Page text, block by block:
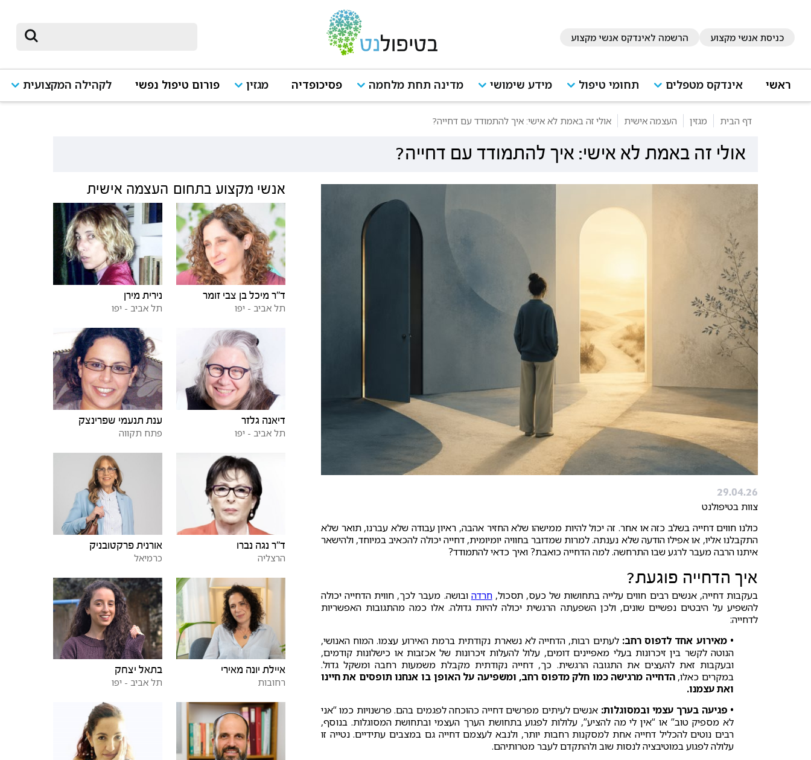
כניסת אנשי מקצוע הרשמה לאינדקס אנשי מקצוע
ראשי אינדקס מטפלים תחומי טיפול מידע שימושי מדינה תחת מלחמה פסיכופדיה מגזין פורום טיפול נפשי לקהילה המקצועית
דף הבית מגזין העצמה אישית אולי זה באמת לא אישי: איך להתמודד עם דחייה?
אולי זה באמת לא אישי: איך להתמודד עם דחייה?
29.04.26
צוות בטיפולנט
כולנו חווים דחייה בשלב כזה או אחר. זה יכול להיות ממישהו שלא החזיר אהבה, ראיון עבודה שלא עברנו, תואר שלא
התקבלנו אליו, או אפילו הודעה שלא נענתה. למרות שמדובר בחוויה יומיומית, דחייה יכולה להכאיב במיוחד, ולהישאר
איתנו הרבה מעבר לרגע שבו התרחשה. למה הדחייה כואבת? ואיך כדאי להתמודד?
איך הדחייה פוגעת?
בעקבות דחייה, אנשים רבים חווים עלייה בתחושות של כעס, תסכול,חרדה ובושה. מעבר לכך, חווית הדחייה יכולה
להשפיע על היבטים נפשיים שונים, ולכן השפעתה הרגשית יכולה להיות גדולה. אלו כמה מהתגובות האפשריות
לדחייה:
• מאירוע אחד לדפוס רחב: לעתים רבות, הדחייה לא נשארת נקודתית ברמת האירוע עצמו. המוח האנושי,
הנוטה לקשר בין זיכרונות בעלי מאפיינים דומים, עלול להעלות זיכרונות של אכזבות או כישלונות קודמים,
ובעקבות זאת להעצים את התגובה הרגשית. כך, דחייה נקודתית מקבלת משמעות רחבה ומשקל גדול.
במקרים כאלו,הדחייה מרגישה כמו חלק מדפוס רחב, ומשפיעה על האופן בו אנחנו תופסים את חיינו
ואת עצמנו.
• פגיעה בערך עצמי ובמסוגלות: אנשים לעיתים מפרשים דחייה כהוכחה לפגמים בהם. פרשנויות כמו “אני
לא מספיק טוב” או “אין לי מה להציע”, עלולות לפגוע בתחושת הערך העצמי ובתחושת המסוגלות. בנוסף,
רבים נוטים להכליל דחייה אחת למסקנות רחבות יותר, ולנבא לעצמם דחייה גם במצבים עתידיים. נטייה זו
עלולה לפגוע במוטיבציה לנסות שוב ולהתקדם לעבר מטרותיהם.
אנשי מקצוע בתחום העצמה אישית
ד"ר מיכל בן צבי זומר
תל אביב - יפו
נירית מירן
תל אביב - יפו
דיאנה גלזר
תל אביב - יפו
ענת תנעמי שפרינצק
פתח תקווה
ד"ר נגה נברו
הרצליה
אורנית פרקטובניק
כרמיאל
איילת יונה מאירי
רחובות
בתאל יצחק
תל אביב - יפו